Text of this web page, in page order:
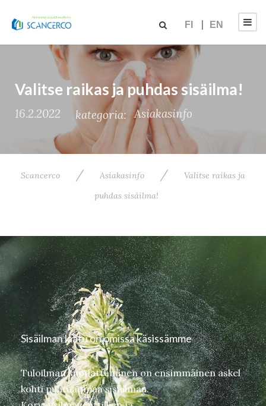
FI EN
Valitse raikas ja puhdas sisäilma!
16.2.2022 kategoria: Asiakasinfo
Scancerco / Asiakasinfo /
Valitse raikas ja
puhdas sisäilma!
Sisäilman laatu on omissa käsissämme
Tuloilman suodattaminen on ensimmäinen askel
kohti puhtaampaa sisäilmaa.